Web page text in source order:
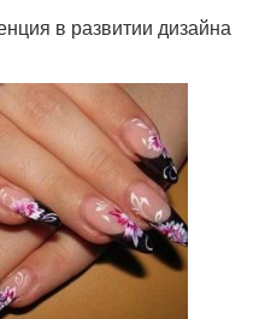
в развитии дизайна